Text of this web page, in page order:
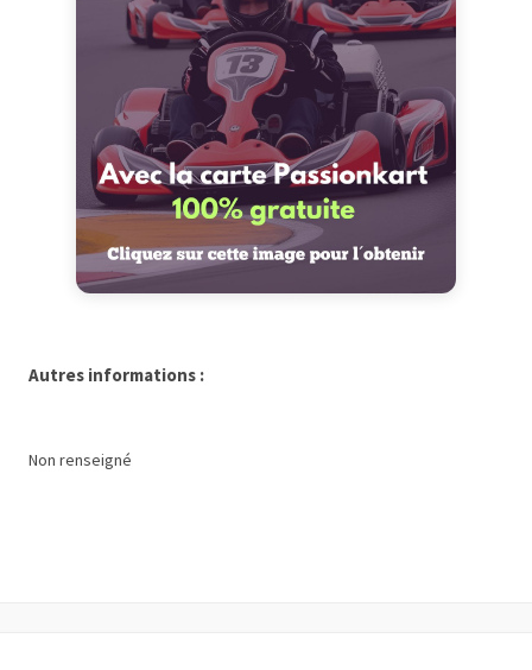
Autres informations :
Non renseigné